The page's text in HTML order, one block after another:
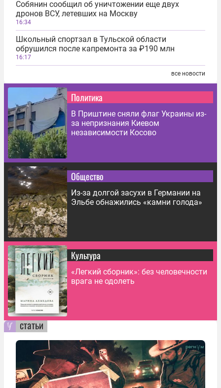
Собянин сообщил об уничтожении еще двух
дронов ВСУ, летевших на Москву
16:34
Школьный спортзал в Тульской области
обрушился после капремонта за ₽190 млн
16:17
все новости
Политика
В Приштине сняли флаг Украины из-
за непризнания Киевом
независимости Косово
Общество
Из-за долгой засухи в Германии на
Эльбе обнажились «камни голода»
Культура
«Легкий сборник»: без человечности
врага не одолеть
статьи